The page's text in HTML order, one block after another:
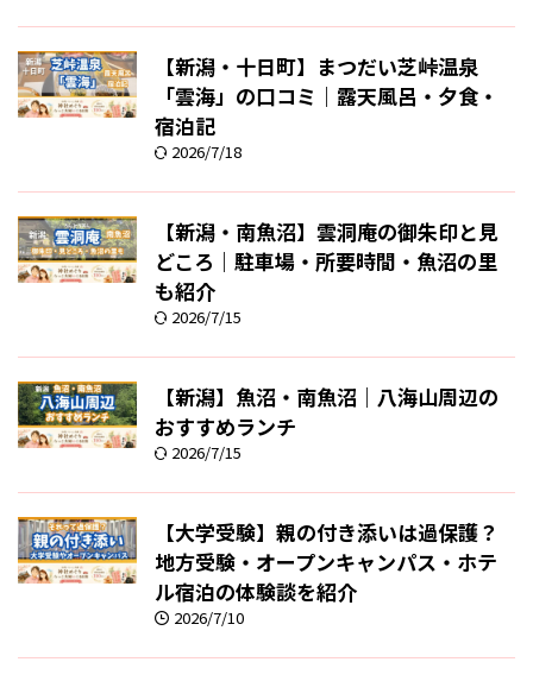
【新潟・十日町】まつだい芝峠温泉
「雲海」の口コミ｜露天風呂・夕食・
宿泊記
2026/7/18
【新潟・南魚沼】雲洞庵の御朱印と見
どころ｜駐車場・所要時間・魚沼の里
も紹介
2026/7/15
【新潟】魚沼・南魚沼｜八海山周辺の
おすすめランチ
2026/7/15
【大学受験】親の付き添いは過保護？
地方受験・オープンキャンパス・ホテ
ル宿泊の体験談を紹介
2026/7/10